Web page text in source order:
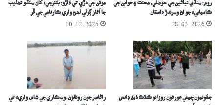
روم: سنڌي نياڻين جي حوصلي، محنت ۽ خوابن جي
ڪاميابيءَ جو اڻ وسرندڙ داستان
28-03-2026
موئن جي دڙي تي ڌاڙو: بئنرجيءَ کان سنڌو تھذيب
جا آثار ڳولي لھڻ واري ڪارنامي جي ڦُر
10-12-2025
جھُونيون چيني عورتون روزانو ڪلاڪ ڏيڍ ڊانس
راڻاسر جون رونقون: وسڪاري جي شام، واريءَ تي